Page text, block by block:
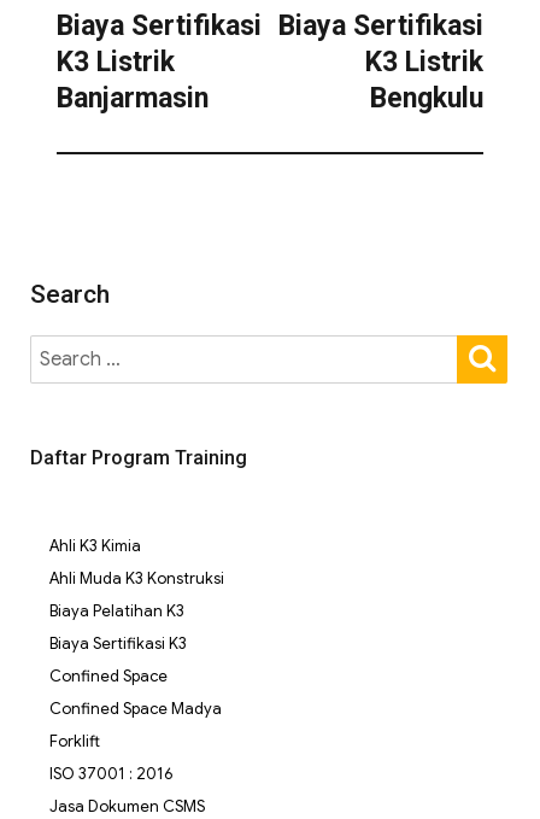
Biaya Sertifikasi
K3 Listrik
Banjarmasin
Biaya Sertifikasi
K3 Listrik
Bengkulu
Search
Daftar Program Training
Ahli K3 Kimia
Ahli Muda K3 Konstruksi
Biaya Pelatihan K3
Biaya Sertifikasi K3
Confined Space
Confined Space Madya
Forklift
ISO 37001 : 2016
Jasa Dokumen CSMS